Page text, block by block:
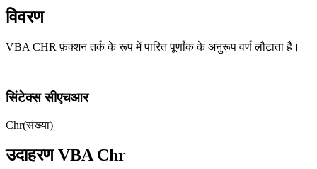
विवरण
VBA CHR फ़ंक्शन तर्क के रूप में पारित पूर्णांक के अनुरूप वर्ण लौटाता है।
सिंटेक्स सीएचआर
Chr(संख्या)
उदाहरण VBA Chr